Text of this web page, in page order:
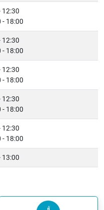
12:30
- 18:00
12:30
- 18:00
12:30
- 18:00
12:30
- 18:00
12:30
- 18:00
13:00